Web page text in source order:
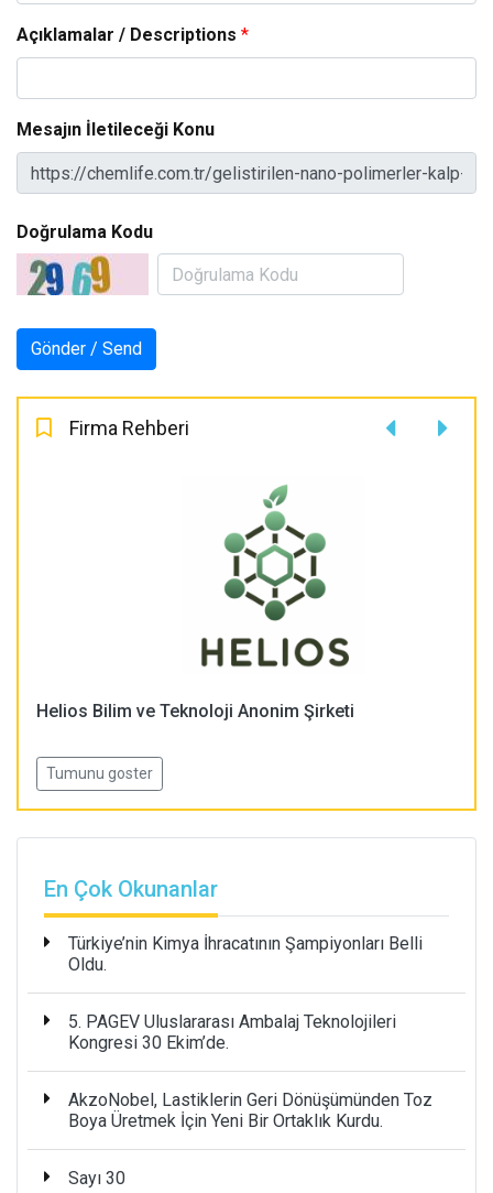
Açıklamalar / Descriptions *
Mesajın İletileceği Konu
Doğrulama Kodu
Firma Rehberi
Helios Bilim ve Teknoloji Anonim Şirketi
Tumunu goster
En Çok Okunanlar
Türkiye’nin Kimya İhracatının Şampiyonları Belli
Oldu.
5. PAGEV Uluslararası Ambalaj Teknolojileri
Kongresi 30 Ekim’de.
AkzoNobel, Lastiklerin Geri Dönüşümünden Toz
Boya Üretmek İçin Yeni Bir Ortaklık Kurdu.
Sayı 30